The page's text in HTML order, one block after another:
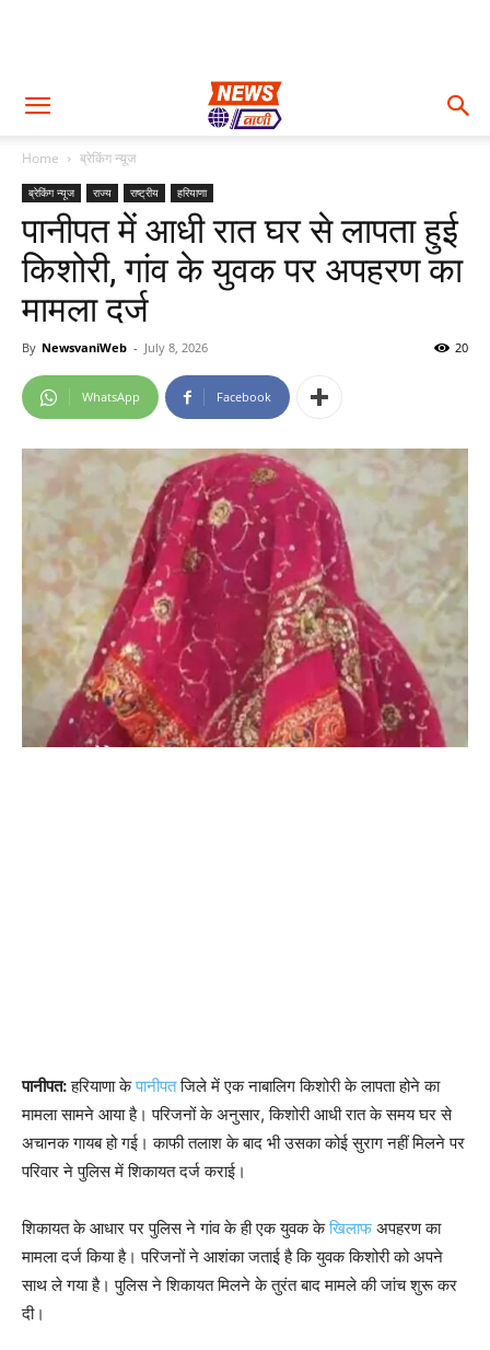
Home ब्रेकिंग न्यूज
ब्रेकिंग न्यूज राज्य राष्ट्रीय हरियाणा
पानीपत में आधी रात घर से लापता हुई
किशोरी, गांव के युवक पर अपहरण का
मामला दर्ज
By NewsvaniWeb - July 8, 2026 20
WhatsApp Facebook
पानीपत:हरियाणा केपानीपतजिले में एक नाबालिग किशोरी के लापता होने का
मामला सामने आया है। परिजनों के अनुसार, किशोरी आधी रात के समय घर से
अचानक गायब हो गई। काफी तलाश के बाद भी उसका कोई सुराग नहीं मिलने पर
परिवार ने पुलिस में शिकायत दर्ज कराई।
शिकायत के आधार पर पुलिस ने गांव के ही एक युवक केखिलाफ अपहरण का
मामला दर्ज किया है। परिजनों ने आशंका जताई है कि युवक किशोरी को अपने
साथ ले गया है। पुलिस ने शिकायत मिलने के तुरंत बाद मामले की जांच शुरू कर
दी।